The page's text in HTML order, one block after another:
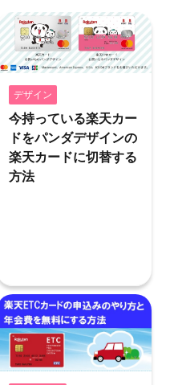
デザイン
今持っている楽天カー
ドをパンダデザインの
楽天カードに切替する
方法